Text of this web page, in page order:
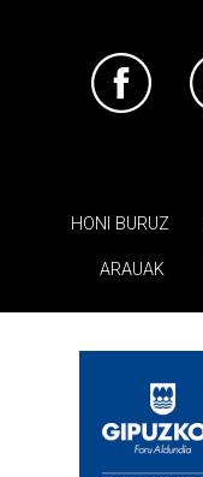
HONI BURUZ
ARAUAK